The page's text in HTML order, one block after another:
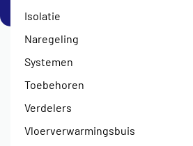
SETSIsolatie
Naregeling
Systemen
Toebehoren
Verdelers
Vloerverwarmingsbuis